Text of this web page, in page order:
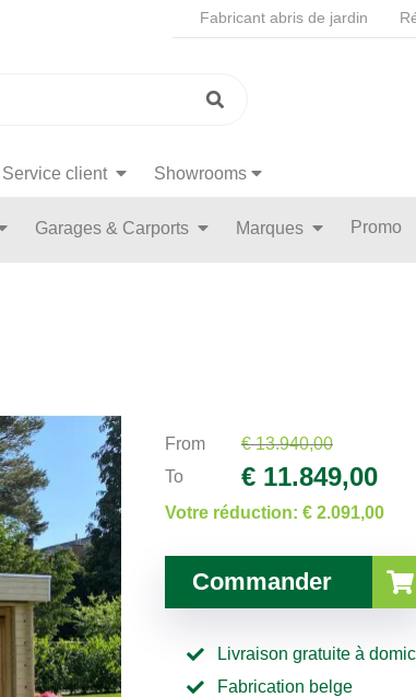
Fabricant abris de jardin
Service client Showrooms
Garages & Carports Marques Promo
From
€ 13.940,00
To
€ 11.849,00
Votre réduction: € 2.091,00
Commander
Livraison gratuite à
Fabrication belge